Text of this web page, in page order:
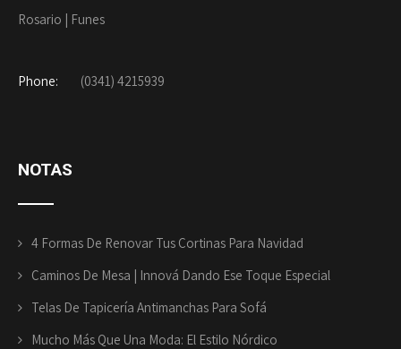
Rosario | Funes
Phone: (0341) 4215939
NOTAS
4 Formas De Renovar Tus Cortinas Para Navidad
Caminos De Mesa | Innová Dando Ese Toque Especial
Telas De Tapicería Antimanchas Para Sofá
Mucho Más Que Una Moda: El Estilo Nórdico